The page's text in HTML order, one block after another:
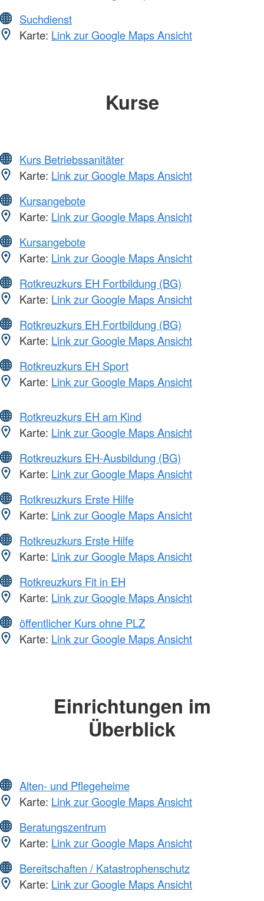
Suchdienst
Karte: Link zur Google Maps Ansicht
Kurse
Kurs Betriebssanitäter
Karte: Link zur Google Maps Ansicht
Kursangebote
Karte: Link zur Google Maps Ansicht
Kursangebote
Karte: Link zur Google Maps Ansicht
Rotkreuzkurs EH Fortbildung (BG)
Karte: Link zur Google Maps Ansicht
Rotkreuzkurs EH Fortbildung (BG)
Karte: Link zur Google Maps Ansicht
Rotkreuzkurs EH Sport
Karte: Link zur Google Maps Ansicht
Rotkreuzkurs EH am Kind
Karte: Link zur Google Maps Ansicht
Rotkreuzkurs EH-Ausbildung (BG)
Karte: Link zur Google Maps Ansicht
Rotkreuzkurs Erste Hilfe
Karte: Link zur Google Maps Ansicht
Rotkreuzkurs Erste Hilfe
Karte: Link zur Google Maps Ansicht
Rotkreuzkurs Fit in EH
Karte: Link zur Google Maps Ansicht
öffentlicher Kurs ohne PLZ
Karte: Link zur Google Maps Ansicht
Einrichtungen im
Überblick
Alten- und Pflegeheime
Karte: Link zur Google Maps Ansicht
Beratungszentrum
Karte: Link zur Google Maps Ansicht
Bereitschaften / Katastrophenschutz
Karte: Link zur Google Maps Ansicht